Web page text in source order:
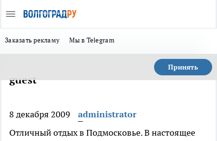
Заказать рекламу Мы в Telegram
Принять
guest
8 декабря 2009
administrator
Отличный отдых в Подмосковье. В настоящее